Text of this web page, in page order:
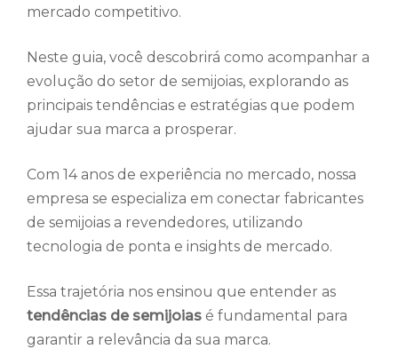
mercado competitivo.
Neste guia, você descobrirá como acompanhar a
evolução do setor de semijoias, explorando as
principais tendências e estratégias que podem
ajudar sua marca a prosperar.
Com 14 anos de experiência no mercado, nossa
empresa se especializa em conectar fabricantes
de semijoias a revendedores, utilizando
tecnologia de ponta e insights de mercado.
Essa trajetória nos ensinou que entender as
tendências de semijoias é fundamental para
garantir a relevância da sua marca.